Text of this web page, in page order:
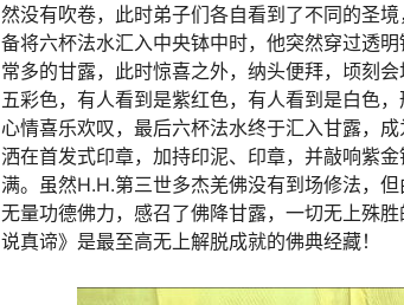
然没有吹卷，此时弟子们各自看到了不同的圣
备将六杯法水汇入中央钵中时，他突然穿过透
常多的甘露，此时惊喜之外，纳头便拜，顷刻
五彩色，有人看到是紫红色，有人看到是白色
心情喜乐欢叹，最后六杯法水终于汇入甘露，
洒在首发式印章，加持印泥、印章，并敲响紫
满。虽然H.H.第三世多杰羌佛没有到场修法，
无量功德佛力，感召了佛降甘露，一切无上殊
说真谛》是最至高无上解脱成就的佛典经藏！